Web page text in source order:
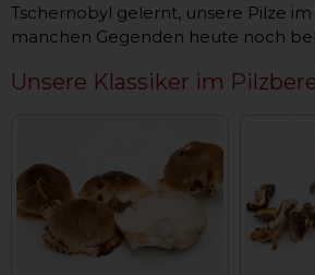
Tschernobyl gelernt, unsere Pilze im
manchen Gegenden heute noch
Unsere Klassiker im